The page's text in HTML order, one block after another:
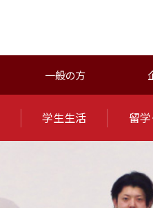
一般の方
学生生活 留学